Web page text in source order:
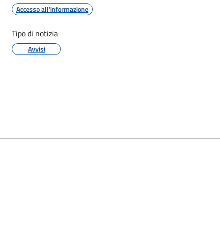
Accesso all'informazione
Tipo di notizia
Avvisi